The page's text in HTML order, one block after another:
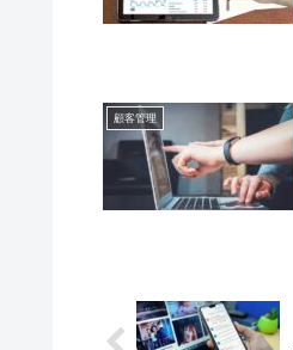
顧客管理